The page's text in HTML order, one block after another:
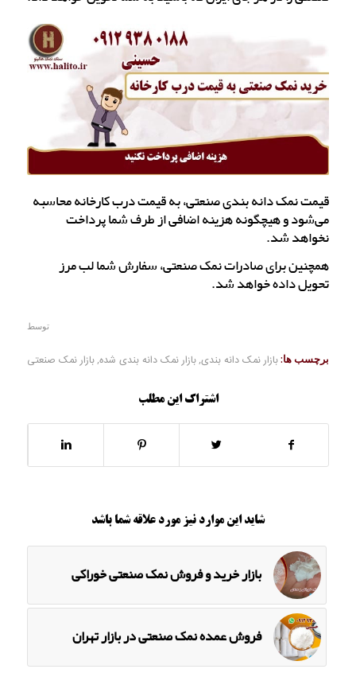
قیمت نمک دانه بندی صنعتی، به قیمت درب کارخانه محاسبه
می‌شود و هیچگونه هزینه اضافی از طرف شما پرداخت
نخواهد شد.
همچنین برای صادرات نمک صنعتی، سفارش شما لب مرز
تحویل داده خواهد شد.
توسط
برچسب ها:بازار نمک دانه بندی, بازار نمک دانه بندی شده, بازار نمک صنعتی
اشتراک این مطلب
شاید این موارد نیز مورد علاقه شما باشد
بازار خرید و فروش نمک صنعتی خوراکی
فروش عمده نمک صنعتی در بازار تهران